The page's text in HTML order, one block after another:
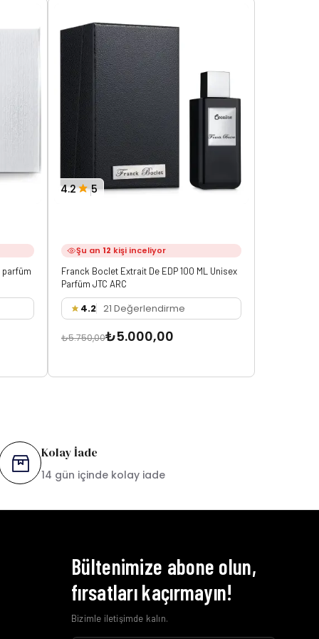
parfüm
4.2 5
Şu an 12 kişi inceliyor
Franck Boclet Extrait De EDP 100 ML Unisex
Parfüm JTC ARC
4.2 21 Değerlendirme
₺5.750,00₺5.000,00
Kolay İade
14 gün içinde kolay iade
Bültenimize abone olun,
fırsatları kaçırmayın!
Bizimle iletişimde kalın.